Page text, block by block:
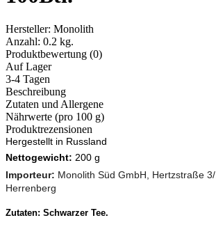
Hersteller: Monolith
Anzahl: 0.2 kg.
Produktbewertung (0)
Auf Lager
3-4 Tagen
Beschreibung
Zutaten und Allergene
Nährwerte (pro 100 g)
Produktrezensionen
Hergestellt in Russland
Nettogewicht: 200 g
Importeur: Monolith Süd GmbH, Hertzstraße
Herrenberg
Zutaten: Schwarzer Tee.